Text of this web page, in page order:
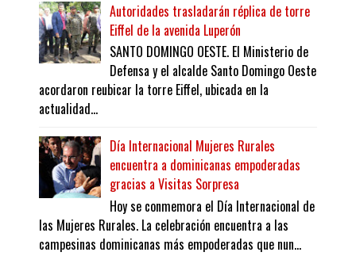
Autoridades trasladarán réplica de torre
Eiffel de la avenida Luperón
SANTO DOMINGO OESTE. El Ministerio de
Defensa y el alcalde Santo Domingo Oeste
acordaron reubicar la torre Eiffel, ubicada en la
actualidad...
Día Internacional Mujeres Rurales
encuentra a dominicanas empoderadas
gracias a Visitas Sorpresa
Hoy se conmemora el Día Internacional de
las Mujeres Rurales. La celebración encuentra a las
campesinas dominicanas más empoderadas que nun...